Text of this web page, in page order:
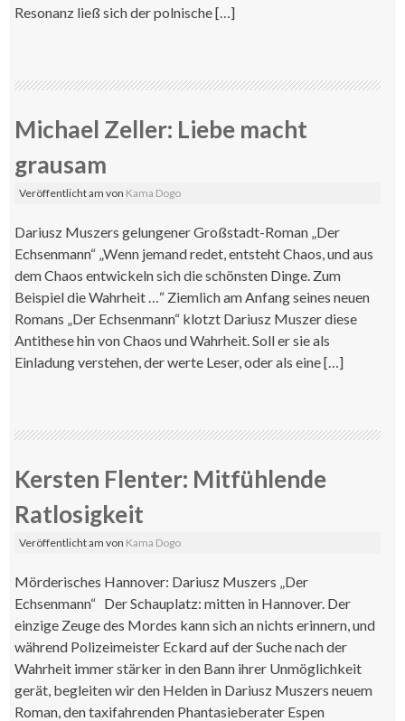
Resonanz ließ sich der polnische […]
Michael Zeller: Liebe macht
grausam
Veröffentlicht amvon Kama Dogo
Dariusz Muszers gelungener Großstadt-Roman „Der
Echsenmann“ „Wenn jemand redet, entsteht Chaos, und aus
dem Chaos entwickeln sich die schönsten Dinge. Zum
Beispiel die Wahrheit …“ Ziemlich am Anfang seines neuen
Romans „Der Echsenmann“ klotzt Dariusz Muszer diese
Antithese hin von Chaos und Wahrheit. Soll er sie als
Einladung verstehen, der werte Leser, oder als eine […]
Kersten Flenter: Mitfühlende
Ratlosigkeit
Veröffentlicht amvon Kama Dogo
Mörderisches Hannover: Dariusz Muszers „Der
Echsenmann“ Der Schauplatz: mitten in Hannover. Der
einzige Zeuge des Mordes kann sich an nichts erinnern, und
während Polizeimeister Eckard auf der Suche nach der
Wahrheit immer stärker in den Bann ihrer Unmöglichkeit
gerät, begleiten wir den Helden in Dariusz Muszers neuem
Roman, den taxifahrenden Phantasieberater Espen